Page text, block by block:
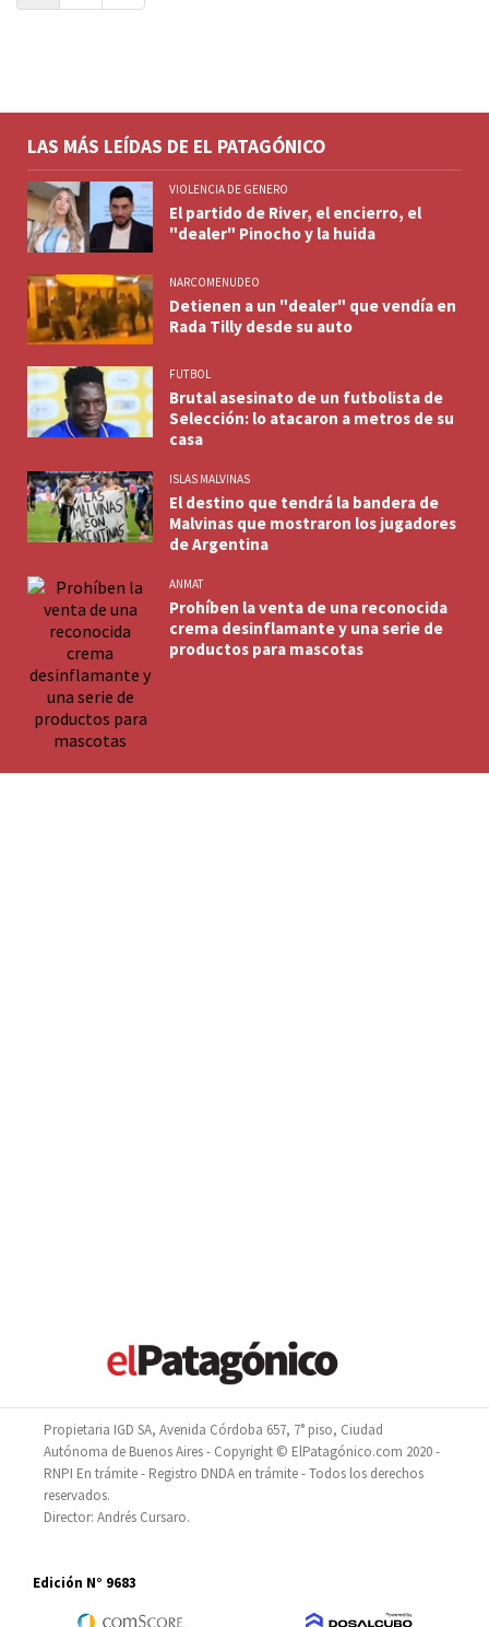
LAS MÁS LEÍDAS DE EL PATAGÓNICO
VIOLENCIA DE GENERO
El partido de River, el encierro, el
"dealer" Pinocho y la huida
NARCOMENUDEO
Detienen a un "dealer" que vendía en
Rada Tilly desde su auto
FUTBOL
Brutal asesinato de un futbolista de
Selección: lo atacaron a metros de su
casa
ISLAS MALVINAS
El destino que tendrá la bandera de
Malvinas que mostraron los jugadores
de Argentina
ANMAT
Prohíben la venta de una reconocida
crema desinflamante y una serie de
productos para mascotas
Propietaria IGD SA, Avenida Córdoba 657, 7° piso, Ciudad
Autónoma de Buenos Aires - Copyright © ElPatagónico.com 2020 -
RNPI En trámite - Registro DNDA en trámite - Todos los derechos
reservados.
Director: Andrés Cursaro.
Edición N° 9683